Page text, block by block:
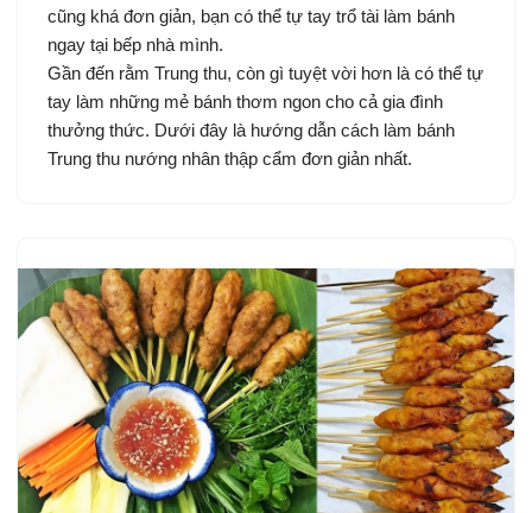
cũng khá đơn giản, bạn có thể tự tay trổ tài làm bánh
ngay tại bếp nhà mình.
Gần đến rằm Trung thu, còn gì tuyệt vời hơn là có thể tự
tay làm những mẻ bánh thơm ngon cho cả gia đình
thưởng thức. Dưới đây là hướng dẫn cách làm bánh
Trung thu nướng nhân thập cẩm đơn giản nhất.